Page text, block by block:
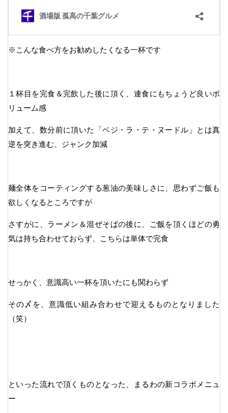
※こんな食べ方をお勧めしたくなる一杯です
１杯目を完食＆完飲した後に頂く、連食にもちょうど良いボ
リューム感
加えて、数分前に頂いた「ベジ・ラ・テ・ヌードル」とは真
逆を突き進む、ジャンク加減
麺全体をコーティングする葱油の美味しさに、思わずご飯も
欲しくなるところですが
さすがに、ラーメン＆混ぜそばの後に、ご飯を頂くほどの勇
気は持ち合わせておらず、こちらは単体で完食
せっかく、意識高い一杯を頂いたにも関わらず
その〆を、意識低い組み合わせで迎えるものとなりました
（笑）
といった流れで頂くものとなった、まるわの新コラボメニュ
ー